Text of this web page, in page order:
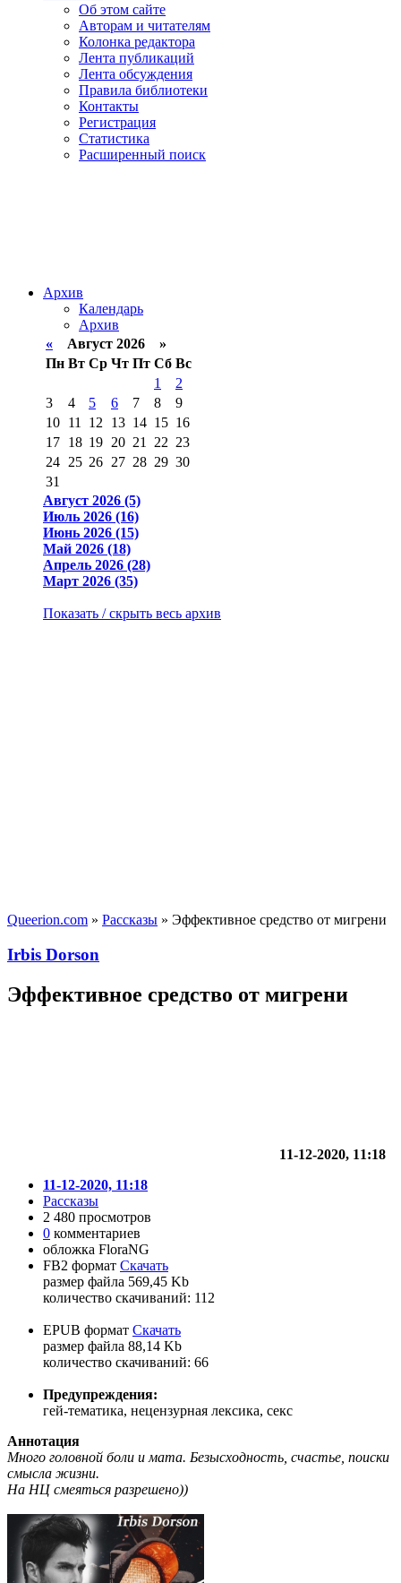
Об этом сайте
Авторам и читателям
Колонка редактора
Лента публикаций
Лента обсуждения
Правила библиотеки
Контакты
Регистрация
Статистика
Расширенный поиск
Архив
Календарь
Архив
« Август 2026 »
Пн Вт Ср Чт Пт Сб Вс
1
2
3
4 5 6 7 8
9
10 11 12 13 14 15 16
17 18 19 20 21 22 23
24 25 26 27 28 29 30
31
Август 2026 (5)
Июль 2026 (16)
Июнь 2026 (15)
Май 2026 (18)
Апрель 2026 (28)
Март 2026 (35)
Показать / скрыть весь архив
Queerion.com » Рассказы » Эффективное средство от мигрени
Irbis Dorson
Эффективное средство от мигрени
11-12-2020, 11:18
11-12-2020, 11:18
Рассказы
2 480 просмотров
0 комментариев
обложка FloraNG
FB2 формат Скачать
размер файла 569,45 Kb
количество cкачиваний: 112
EPUB формат Скачать
размер файла 88,14 Kb
количество cкачиваний: 66
Предупреждения:
гей-тематика, нецензурная лексика, секс
Аннотация
Много головной боли и мата. Безысходность, счастье, поиски
смысла жизни.
На НЦ смеяться разрешено))